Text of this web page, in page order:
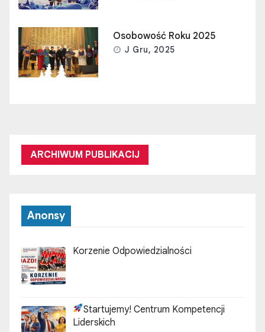
Osobowość Roku 2025
J Gru, 2025
ARCHIWUM PUBLIKACIJ
Anonsy
Korzenie Odpowiedzialności
Startujemy! Centrum Kompetencji
Liderskich